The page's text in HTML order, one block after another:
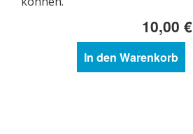
10,00 €
In den Warenkorb